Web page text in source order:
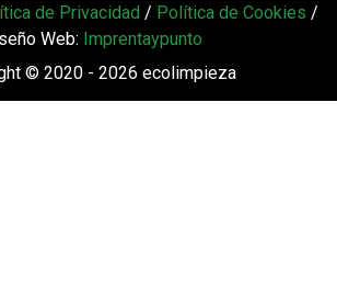
de Privacidad / Política de Cookies /
Web: Imprentaypunto
© 2020 - 2026 ecolimpieza